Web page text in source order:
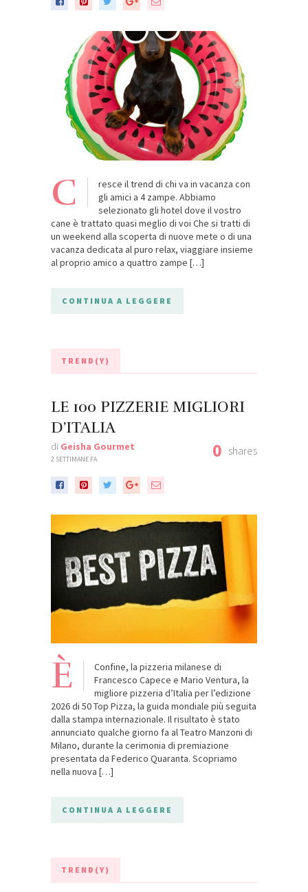
C
resce il trend di chi va in vacanza con
gli amici a 4 zampe. Abbiamo
selezionato gli hotel dove il vostro
cane è trattato quasi meglio di voi Che si tratti di
un weekend alla scoperta di nuove mete o di una
vacanza dedicata al puro relax, viaggiare insieme
al proprio amico a quattro zampe […]
CONTINUA A LEGGERE
TREND(Y)
LE 100 PIZZERIE MIGLIORI
D’ITALIA
di Geisha Gourmet
2 SETTIMANE FA 0 shares
È
Confine, la pizzeria milanese di
Francesco Capece e Mario Ventura, la
migliore pizzeria d’Italia per l’edizione
2026 di 50 Top Pizza, la guida mondiale più seguita
dalla stampa internazionale. Il risultato è stato
annunciato qualche giorno fa al Teatro Manzoni di
Milano, durante la cerimonia di premiazione
presentata da Federico Quaranta. Scopriamo
nella nuova […]
CONTINUA A LEGGERE
TREND(Y)